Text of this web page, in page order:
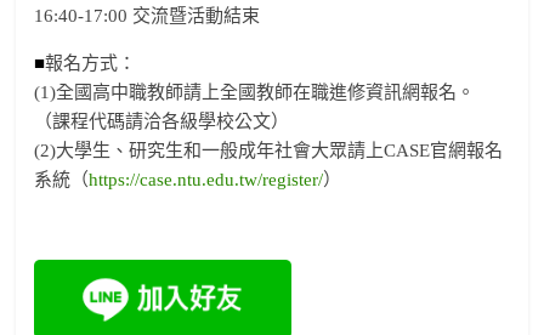
16:40-17:00 交流暨活動結束
■報名方式：
(1)全國高中職教師請上全國教師在職進修資訊網報名。
（課程代碼請洽各級學校公文）
(2)大學生、研究生和一般成年社會大眾請上CASE官網報名
系統（https://case.ntu.edu.tw/register/）